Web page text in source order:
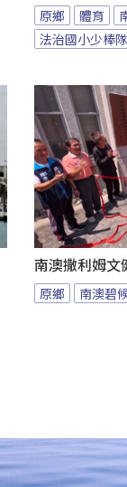
原鄉 體育
法治國小少棒隊
南澳撒利姆文
原鄉 南澳碧